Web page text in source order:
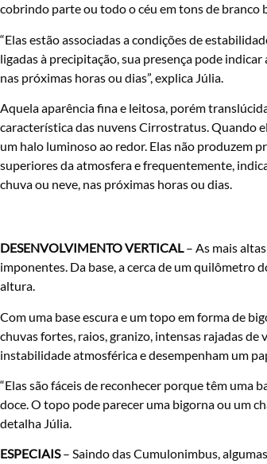
cobrindo parte ou todo o céu em tons de branco
“Elas estão associadas a condições de
ligadas à precipitação, sua presença pode
nas próximas horas ou dias”, explica Júlia.
Aquela aparência fina e leitosa, porém
característica das nuvens Cirrostratus. Quando
um halo luminoso ao redor. Elas não produzem
superiores da atmosfera e frequentemente,
chuva ou neve, nas próximas horas ou dias.
DESENVOLVIMENTO VERTICAL– As mais
imponentes. Da base, a cerca de um quilômetro
altura.
Com uma base escura e um topo em forma de
chuvas fortes, raios, granizo, intensas rajadas
instabilidade atmosférica e desempenham um
“Elas são fáceis de reconhecer porque têm uma
doce. O topo pode parecer uma bigorna ou um
detalha Júlia.
ESPECIAIS– Saindo das Cumulonimbus,